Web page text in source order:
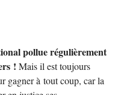
pollue régulièrement
! Mais il est toujours
gagner à tout coup, car la